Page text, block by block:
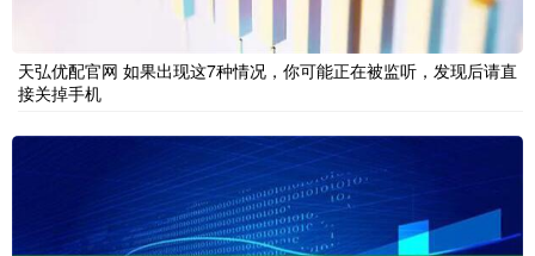
天弘优配官网 如果出现这7种情况，你可能正在被监听，发现后请直
接关掉手机